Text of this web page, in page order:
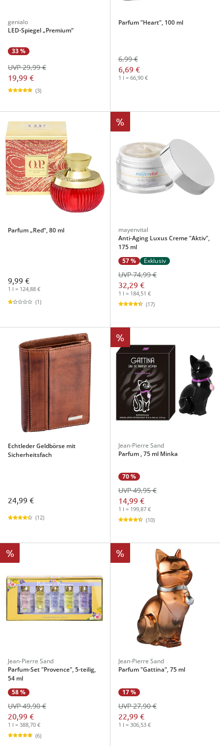
genialo
LED-Spiegel „Premium“
33 %
19,99 €
UVP 29,99 €
(3)
Parfum "Heart", 100 ml
6,99 €
6,69 €
1 l = 66,90 €
Parfum „Red“, 80 ml
9,99 €
1 l = 124,88 €
(1)
%
mayenvital
Anti-Aging Luxus Creme "Aktiv",
175 ml
57 %
Exklusiv
32,29 €
UVP 74,99 €
1 l = 184,51 €
(17)
Echtleder Geldbörse mit
Sicherheitsfach
24,99 €
(12)
%
Jean-Pierre Sand
Parfum , 75 ml Minka
70 %
14,99 €
UVP 49,95 €
1 l = 199,87 €
(10)
%
Jean-Pierre Sand
Parfum-Set "Provence", 5-teilig,
54 ml
58 %
20,99 €
UVP 49,90 €
1 l = 388,70 €
(6)
%
Jean-Pierre Sand
Parfum "Gattina", 75 ml
17 %
22,99 €
UVP 27,90 €
1 l = 306,53 €